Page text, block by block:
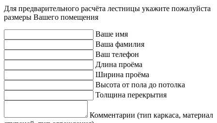
Для предварительного расчёта лестницы укажите пожалуйста
размеры Вашего помещения
Ваше имя
Ваша фамилия
Ваш телефон
Длина проёма
Ширина проёма
Высота от пола до потолка
Толщина перекрытия
Комментарии (тип каркаса, материал